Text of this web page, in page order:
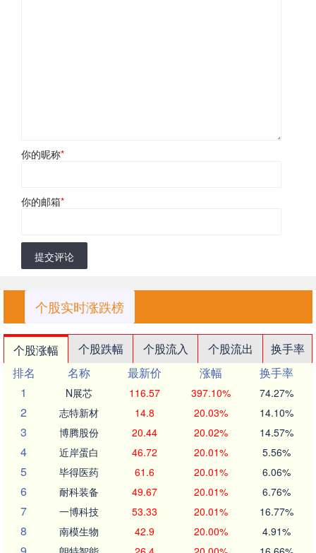
你的昵称*
你的邮箱*
提交评论
个股实时涨跌榜
个股涨幅 个股跌幅 个股流入 个股流出
换手率
排名
名称 最新价 涨幅
换手率
1
N展芯 116.57 397.10% 74.27%
2 志特新材 14.8 20.03% 14.10%
3 博腾股份 20.44 20.02% 14.57%
4 近岸蛋白 46.72 20.01% 5.56%
5 毕得医药 61.6 20.01% 6.06%
6 耐科装备 49.67 20.01% 6.76%
7 一博科技 53.33 20.01% 16.77%
8 南模生物 42.9 20.00% 4.91%